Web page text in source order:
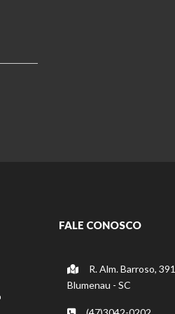
FALE CONOSCO
R. Alm. Barroso,
Blumenau - SC